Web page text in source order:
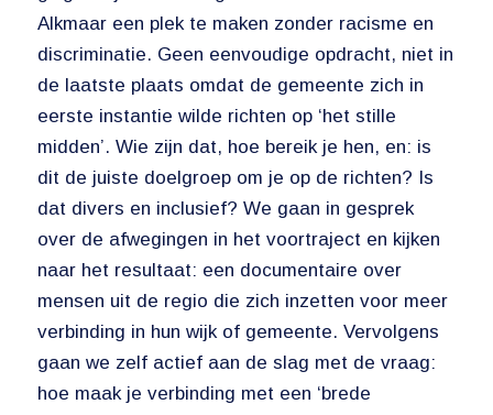
Alkmaar een plek te maken zonder racisme en
discriminatie. Geen eenvoudige opdracht, niet in
de laatste plaats omdat de gemeente zich in
eerste instantie wilde richten op ‘het stille
midden’. Wie zijn dat, hoe bereik je hen, en: is
dit de juiste doelgroep om je op de richten? Is
dat divers en inclusief? We gaan in gesprek
over de afwegingen in het voortraject en kijken
naar het resultaat: een documentaire over
mensen uit de regio die zich inzetten voor meer
verbinding in hun wijk of gemeente. Vervolgens
gaan we zelf actief aan de slag met de vraag:
hoe maak je verbinding met een ‘brede